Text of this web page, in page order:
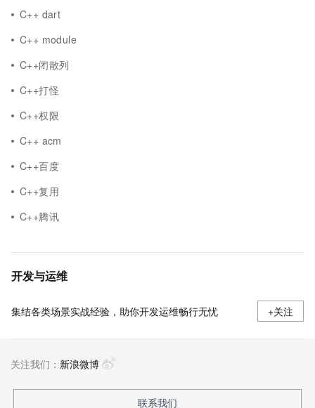
C++ dart
C++ module
C++闭散列
C++打怪
C++权限
C++ acm
C++百度
C++复用
C++腾讯
开发与运维
集结各类场景实战经验，助你开发运维畅行无忧 +关注
关注我们： 新浪微博
联系我们